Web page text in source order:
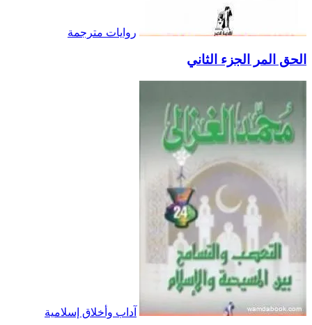
روايات مترجمة
الحق المر الجزء الثاني
آداب وأخلاق إسلامية